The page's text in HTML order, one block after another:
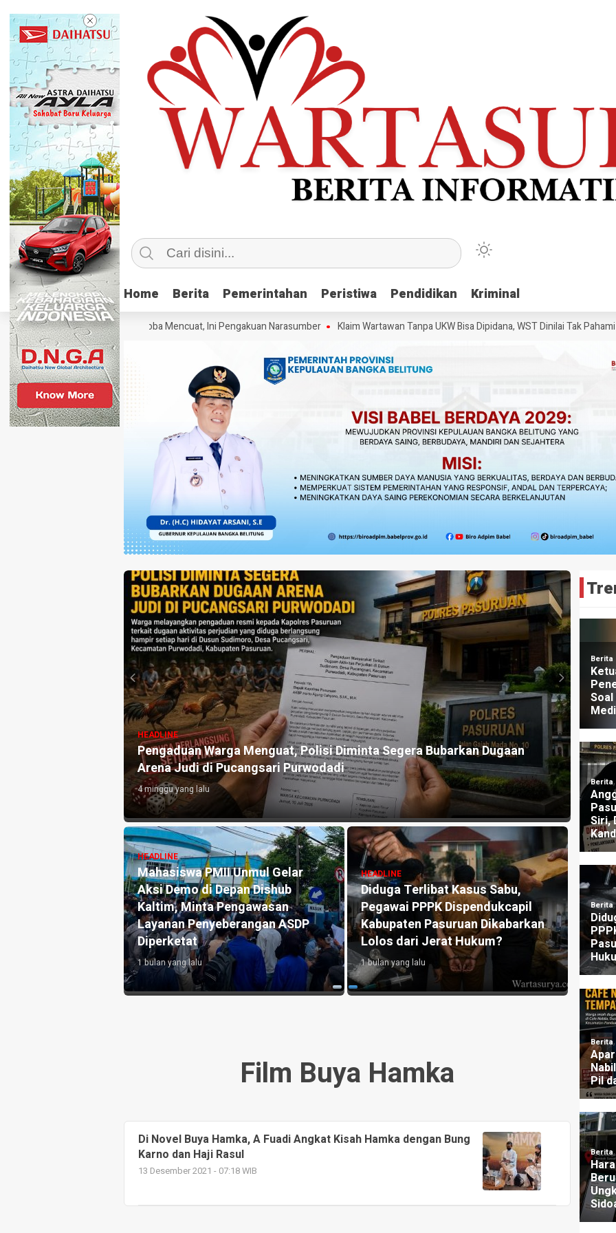
Home Berita Pemerintahan Peristiwa Pendidikan Kriminal
Home Berita Pemerintahan Peristiwa Pendidikan Kriminal
sebagai SP Polisi Narkoba Mencuat, Ini Pengakuan Narasumber Klaim Wartawan Tanpa UKW Bisa Dipidana, WST Dinilai Tak Pahami UU
HEADLINE
Pengaduan Warga Menguat, Polisi Diminta Segera Bubarkan Dugaan
Arena Judi di Pucangsari Purwodadi
4 minggu yang lalu
HEADLINE
Mahasiswa PMII Unmul Gelar
Aksi Demo di Depan Dishub
Kaltim, Minta Pengawasan
Layanan Penyeberangan ASDP
Diperketat
1 bulan yang lalu
HEADLINE
Diduga Terlibat Kasus Sabu,
Pegawai PPPK Dispendukcapil
Kabupaten Pasuruan Dikabarkan
Lolos dari Jerat Hukum?
1 bulan yang lalu
1
UU
3
Film Buya Hamka
Di Novel Buya Hamka, A Fuadi Angkat Kisah Hamka dengan Bung
Karno dan Haji Rasul
13 Desember 2021 - 07:18 WIB